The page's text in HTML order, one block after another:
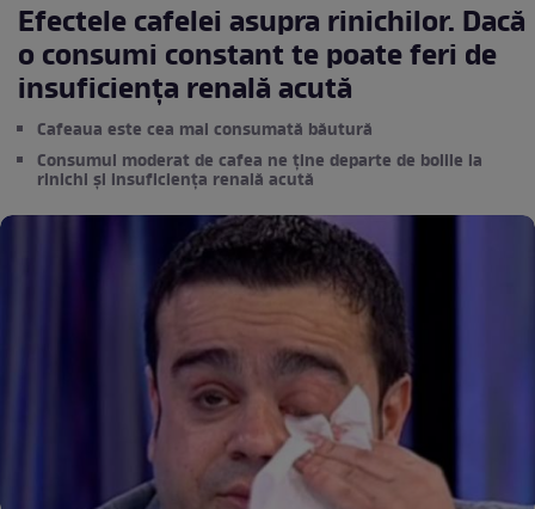
Efectele cafelei asupra rinichilor. Dacă
o consumi constant te poate feri de
insuficiența renală acută
Cafeaua este cea mai consumată băutură
Consumul moderat de cafea ne ține departe de bolile la
rinichi și insuficiența renală acută